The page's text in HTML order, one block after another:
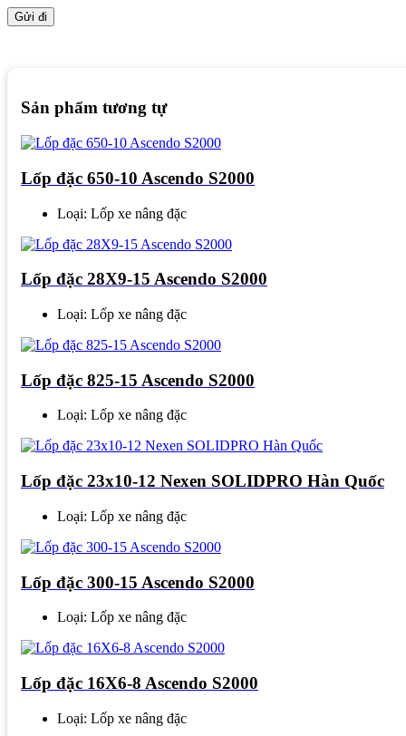
Sản phẩm tương tự
Lốp đặc 650-10 Ascendo S2000
Loại: Lốp xe nâng đặc
Lốp đặc 28X9-15 Ascendo S2000
Loại: Lốp xe nâng đặc
Lốp đặc 825-15 Ascendo S2000
Loại: Lốp xe nâng đặc
Lốp đặc 23x10-12 Nexen SOLIDPRO Hàn Quốc
Loại: Lốp xe nâng đặc
Lốp đặc 300-15 Ascendo S2000
Loại: Lốp xe nâng đặc
Lốp đặc 16X6-8 Ascendo S2000
Loại: Lốp xe nâng đặc